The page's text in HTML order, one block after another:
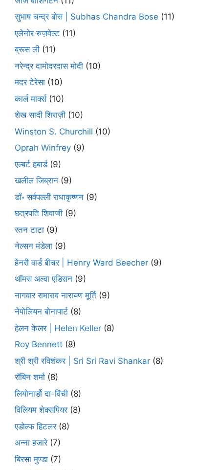
सुभाष चन्द्र बोस | Subhas Chandra Bose (11)
एलेनोर रुज़वेल्ट (11)
ब्रूस ली (11)
नरेन्द्र दामोदरदास मोदी (10)
मदर टेरेसा (10)
कार्ल मार्क्स(10)
शेख सादी शिराज़ी (10)
Winston S. Churchill (10)
Oprah Winfrey (9)
एल्बर्ट हबार्ड(9)
खलील जिब्रान (9)
डॉ॰ सर्वपल्ली राधाकृष्णन (9)
छत्रपति शिवाजी (9)
रतन टाटा (9)
नेल्सन मंडेला (9)
हेनरी वार्ड बीचर | Henry Ward Beecher (9)
थॉमस अल्वा एडिसन (9)
नागवार रामाराव नारायण मूर्ति (9)
नेपोलियन बोनापार्ट (8)
हेलन केलर | Helen Keller (8)
Roy Bennett (8)
श्री श्री रविशंकर | Sri Sri Ravi Shankar (8)
रॉबिन शर्मा (8)
लियोनार्डो दा-विंची (8)
विलियम शेक्सपियर(8)
एडोल्फ हिटलर(8)
अन्ना हजारे(7)
बिरसा मुण्डा (7)